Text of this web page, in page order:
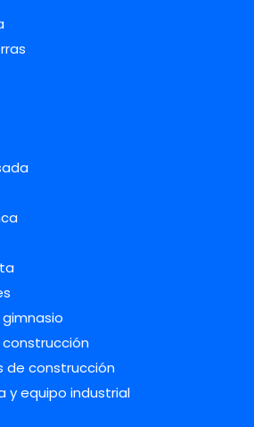
gimnasio
construcción
de construcción
y equipo industrial